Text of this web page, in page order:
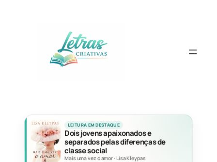
LEITURA EM DESTAQUE
Dois jovens apaixonados e
separados pelas diferenças de
classe social
Mais uma vez o amor· Lisa Kleypas